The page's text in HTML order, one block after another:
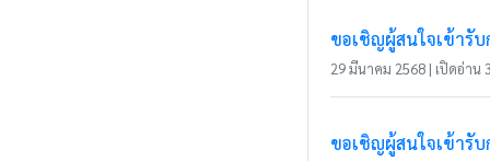
ขอเชิญผู้สนใจเข้ารั
29 มีนาคม 2568 | เปิดอ่าน
ขอเชิญผู้สนใจเข้ารั